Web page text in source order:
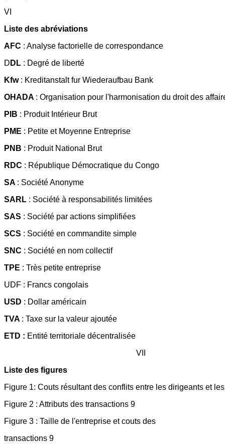
VI
Liste des abréviations
AFC : Analyse factorielle de correspondance
D DL : Degré de liberté
Kfw : Kreditanstalt fur Wiederaufbau Bank
OHADA : Organisation pour l'harmonisation du droit des
PIB : Produit Intérieur Brut
PME : Petite et Moyenne Entreprise
PNB : Produit National Brut
RDC : République Démocratique du Congo
SA : Société Anonyme
SARL : Société à responsabilités limitées
SAS : Société par actions simplifiées
SCS : Société en commandite simple
SNC : Société en nom collectif
TPE : Très petite entreprise
UDF : Francs congolais
USD : Dollar américain
TVA : Taxe sur la valeur ajoutée
ETD : Entité territoriale décentralisée
VII
Liste des figures
Figure 1: Couts résultant des conflits entre les dirigeants et
Figure 2 : Attributs des transactions 9
Figure 3 : Taille de l'entreprise et couts des
transactions 9